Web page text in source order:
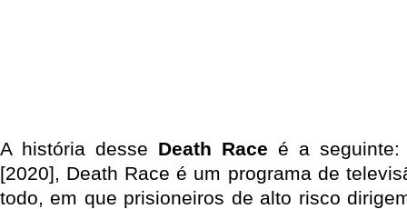
A história desse Death Race é a seguinte:
[2020], Death Race é um programa de
todo, em que prisioneiros de alto risco